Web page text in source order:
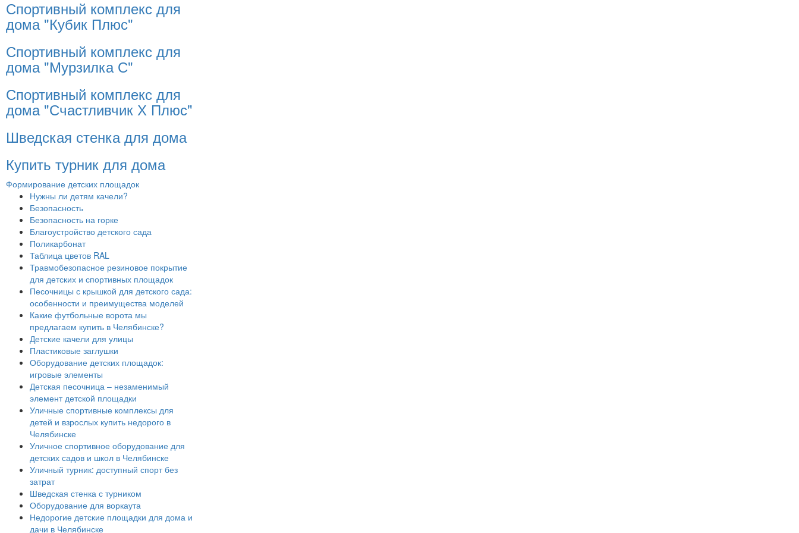
Спортивный комплекс для
дома "Кубик Плюс"
Спортивный комплекс для
дома "Мурзилка С"
Спортивный комплекс для
дома "Счастливчик Х Плюс"
Шведская стенка для дома
Купить турник для дома
Формирование детских площадок
Нужны ли детям качели?
Безопасность
Безопасность на горке
Благоустройство детского сада
Поликарбонат
Таблица цветов RAL
Травмобезопасное резиновое покрытие
для детских и спортивных площадок
Песочницы с крышкой для детского сада:
особенности и преимущества моделей
Какие футбольные ворота мы
предлагаем купить в Челябинске?
Детские качели для улицы
Пластиковые заглушки
Оборудование детских площадок:
игровые элементы
Детская песочница – незаменимый
элемент детской площадки
Уличные спортивные комплексы для
детей и взрослых купить недорого в
Челябинске
Уличное спортивное оборудование для
детских садов и школ в Челябинске
Уличный турник: доступный спорт без
затрат
Шведская стенка с турником
Оборудование для воркаута
Недорогие детские площадки для дома и
дачи в Челябинске